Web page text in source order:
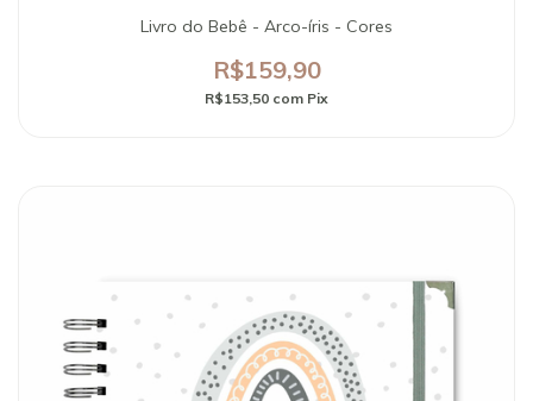
Livro do Bebê - Arco-íris - Cores
R$159,90
R$153,50 com Pix